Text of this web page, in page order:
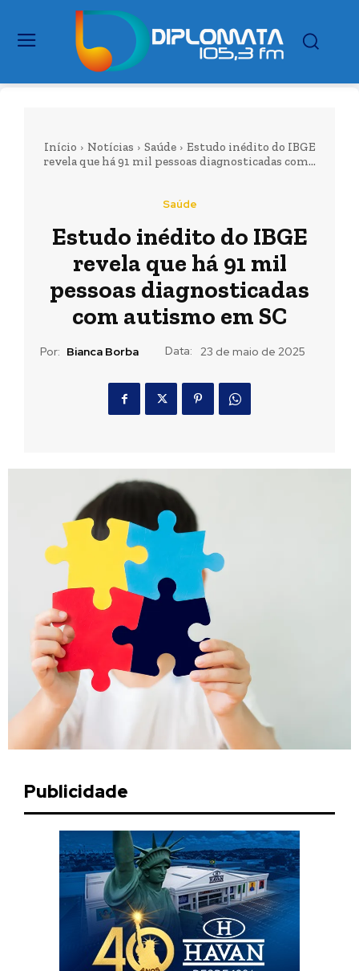
Início Notícias Saúde
Estudo inédito do IBGE
revela que há 91 mil pessoas diagnosticadas com...
Saúde
Estudo inédito do IBGE
revela que há 91 mil
pessoas diagnosticadas
com autismo em SC
Por: Bianca Borba Data: 23 de maio de 2025
Publicidade